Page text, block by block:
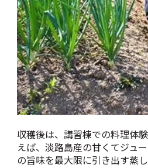
収穫後は、講習棟での料理体
えば、淡路島産の甘くてジュ
の旨味を最大限に引き出す蒸